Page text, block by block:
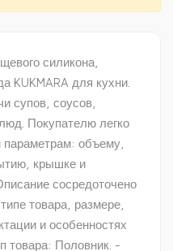
силикона,
KUKMARA для кухни.
супов, соусов,
Покупателю легко
объему,
крышке и
сосредоточено
товара, размере,
и особенностях
товара: Половник. -